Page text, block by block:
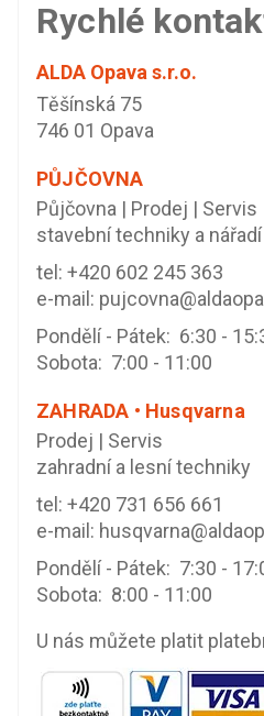
Rychlé
ALDA Opava s.r.o.
Těšínská 75
746 01 Opava
PŮJČOVNA
Půjčovna | Prodej | Servis
stavební techniky a nářadí
tel: +420 602 245 363
e-mail:
Pondělí - Pátek: 6:30 -
Sobota: 7:00 - 11:00
ZAHRADA • Husqvarna
Prodej | Servis
zahradní a lesní techniky
tel: +420 731 656 661
e-mail:
Pondělí - Pátek: 7:30 -
Sobota: 8:00 - 11:00
U nás můžete platit